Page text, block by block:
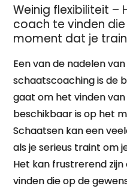
Weinig flexibiliteit –
coach te vinden
moment dat je
Een van de nadelen
schaatscoaching is de
gaat om het vinden
beschikbaar is op het
Schaatsen kan een
als je serieus traint om
Het kan frustrerend
vinden die op de